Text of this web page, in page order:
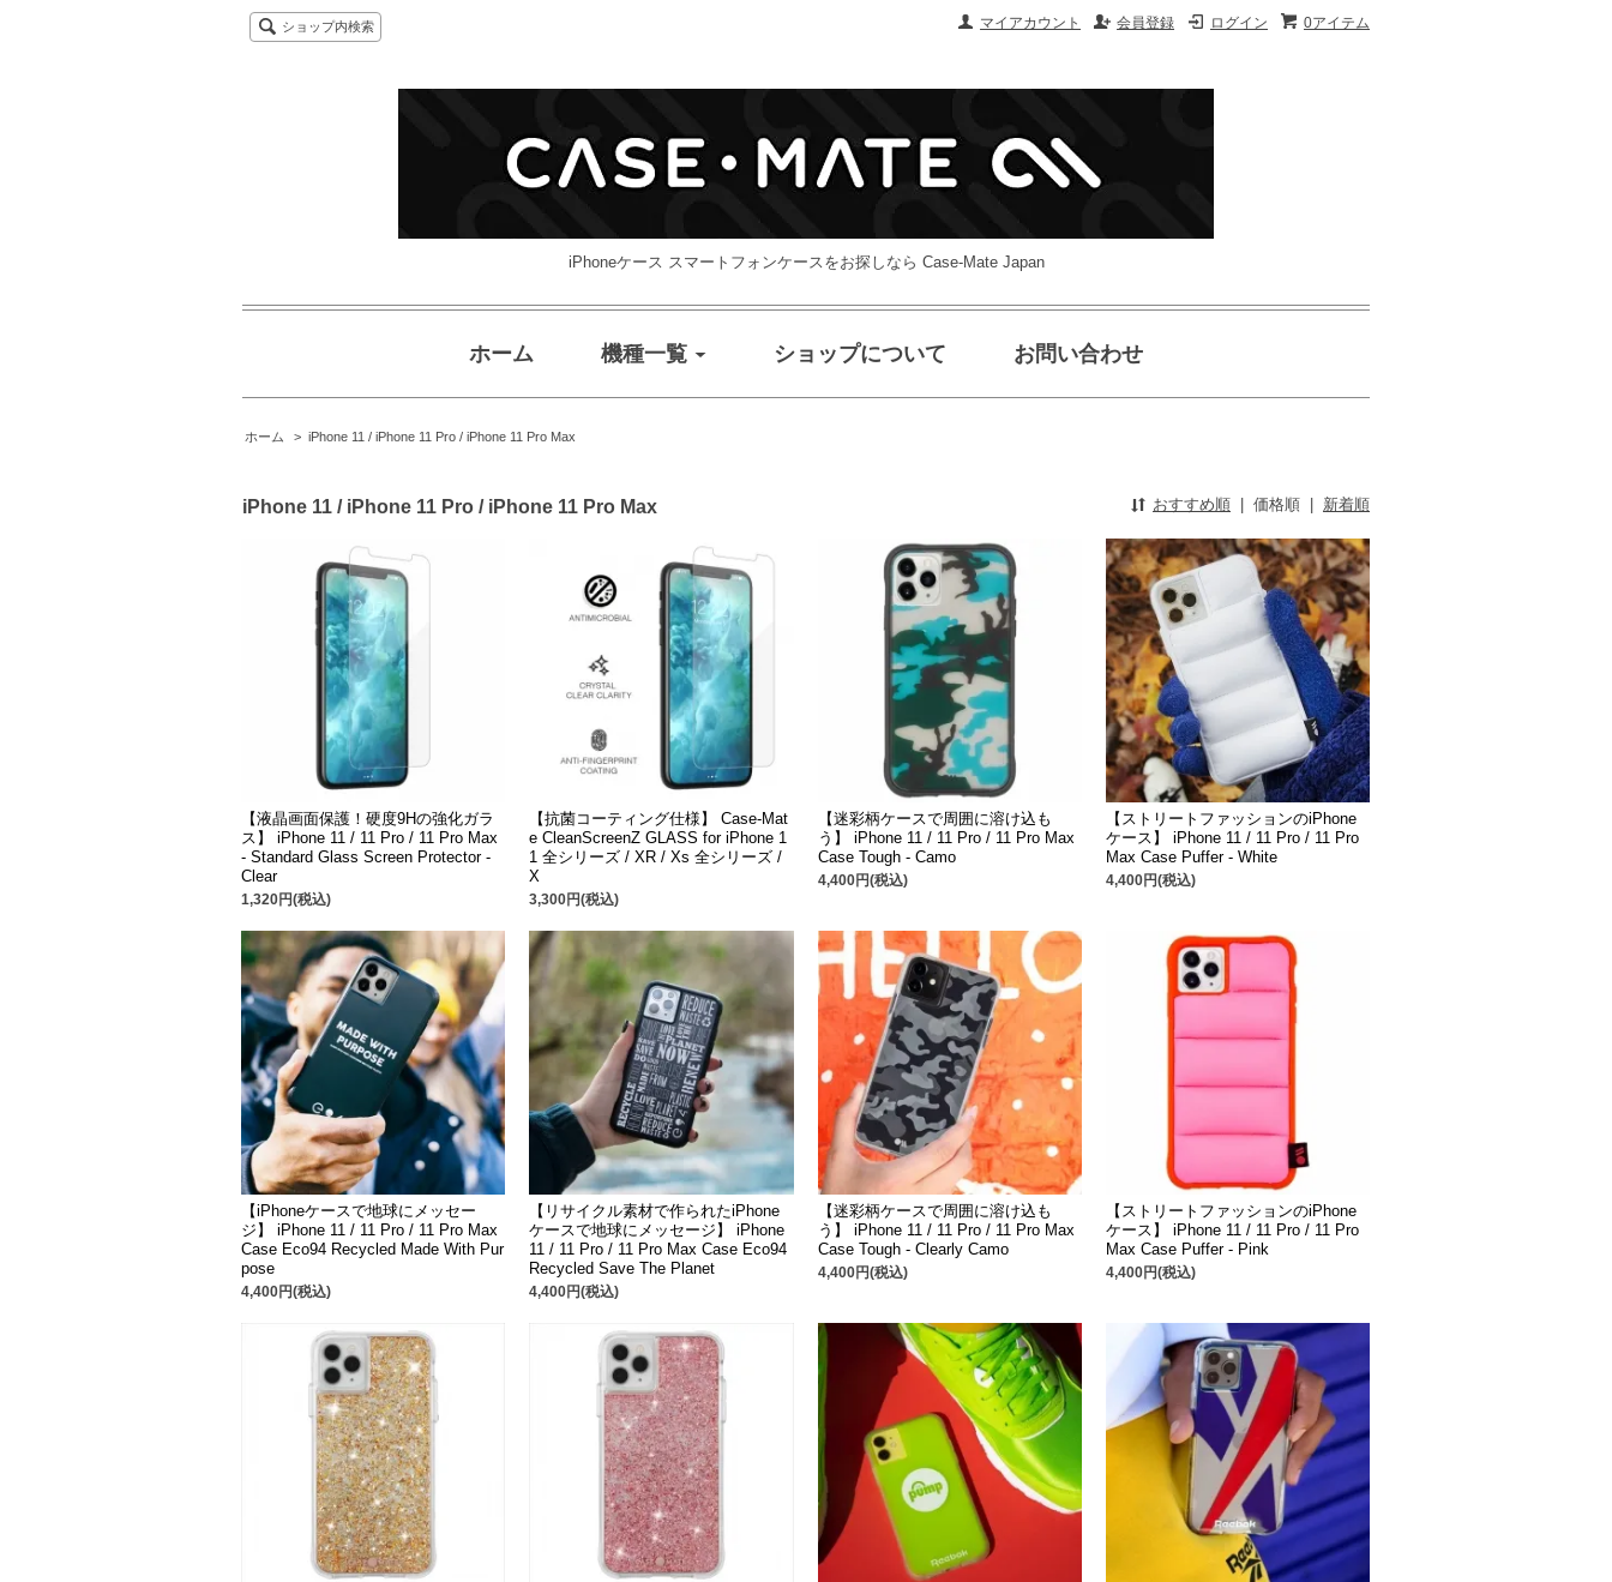
0アイテム
ログイン
会員登録
マイアカウント
ショップ内検索
iPhoneケース スマートフォンケースをお探しなら Case-Mate Japan
ホーム 機種一覧 ショップについて お問い合わせ
ホーム > iPhone 11 / iPhone 11 Pro / iPhone 11 Pro Max
iPhone 11 / iPhone 11 Pro / iPhone 11 Pro Max おすすめ順 | 価格順 | 新着順
【液晶画面保護！硬度9Hの強化ガラ
ス】 iPhone 11 / 11 Pro / 11 Pro Max
- Standard Glass Screen Protector -
Clear
1,320円(税込)
【抗菌コーティング仕様】 Case-Mat
e CleanScreenZ GLASS for iPhone 1
1 全シリーズ / XR / Xs 全シリーズ /
X
3,300円(税込)
【迷彩柄ケースで周囲に溶け込も
う】 iPhone 11 / 11 Pro / 11 Pro Max
Case Tough - Camo
4,400円(税込)
【ストリートファッションのiPhone
ケース】 iPhone 11 / 11 Pro / 11 Pro
Max Case Puffer - White
4,400円(税込)
【iPhoneケースで地球にメッセー
ジ】 iPhone 11 / 11 Pro / 11 Pro Max
Case Eco94 Recycled Made With Pur
pose
4,400円(税込)
【リサイクル素材で作られたiPhone
ケースで地球にメッセージ】 iPhone
11 / 11 Pro / 11 Pro Max Case Eco94
Recycled Save The Planet
4,400円(税込)
【迷彩柄ケースで周囲に溶け込も
う】 iPhone 11 / 11 Pro / 11 Pro Max
Case Tough - Clearly Camo
4,400円(税込)
【ストリートファッションのiPhone
ケース】 iPhone 11 / 11 Pro / 11 Pro
Max Case Puffer - Pink
4,400円(税込)